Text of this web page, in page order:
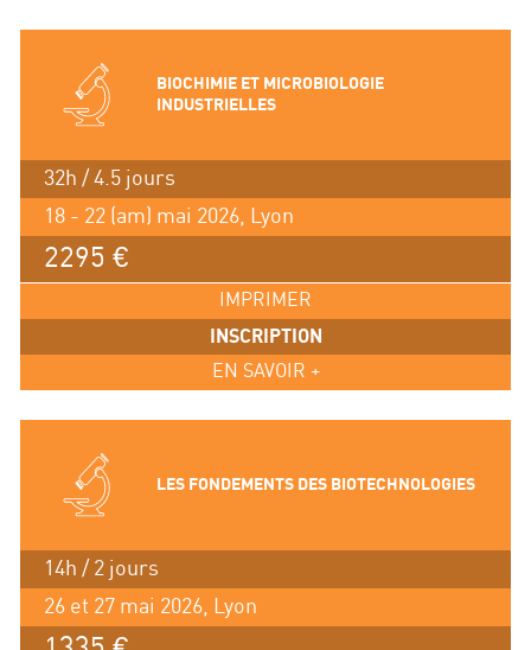
BIOCHIMIE ET MICROBIOLOGIE
INDUSTRIELLES
32h / 4.5 jours
18 - 22 (am) mai 2026, Lyon
2295 €
IMPRIMER
INSCRIPTION
EN SAVOIR +
LES FONDEMENTS DES BIOTECHNOLOGIES
14h / 2 jours
26 et 27 mai 2026, Lyon